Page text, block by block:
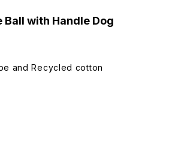
Ball with Handle Dog
and Recycled cotton